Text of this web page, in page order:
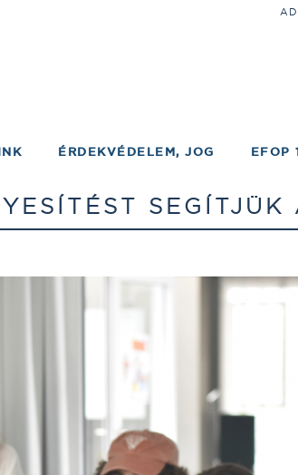
ÉRDEKVÉDELEM, JOG EFOP